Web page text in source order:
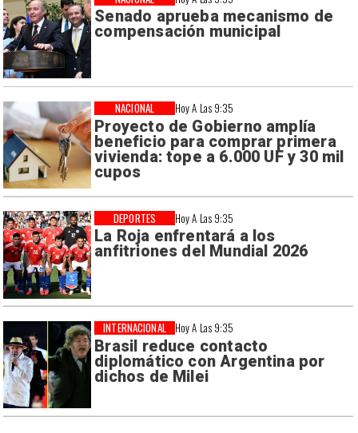
Senado aprueba mecanismo de
compensación municipal
Hoy A Las 9:35
Proyecto de Gobierno amplía
beneficio para comprar primera
vivienda: tope a 6.000 UF y 30 mil
cupos
NACIONAL
Hoy A Las 9:35
La Roja enfrentará a los
anfitriones del Mundial 2026
DEPORTES
Hoy A Las 9:35
Brasil reduce contacto
diplomático con Argentina por
dichos de Milei
INTERNACIONAL